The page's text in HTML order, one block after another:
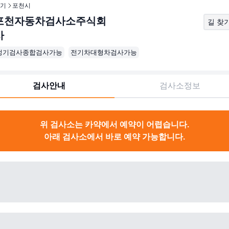
포천시
천자동차검사소주식회
길 찾
기검사종합검사가능 전기차대형차검사가능
검사안내 검사소정보
위 검사소는 카약에서 예약이 어렵습니다.
아래 검사소에서 바로 예약 가능합니다.